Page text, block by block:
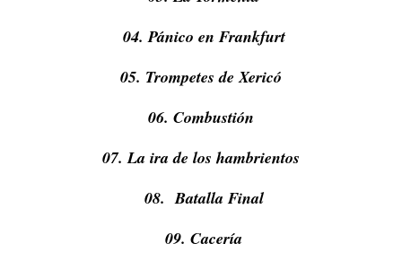
04. Pánico en Frankfurt
05. Trompetes de Xericó
06. Combustión
07. La ira de los hambrientos
08. Batalla Final
09. Cacería